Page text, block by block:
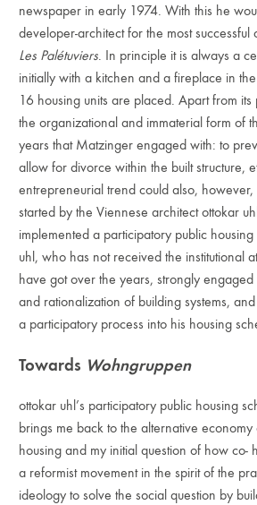
newspaper in early 1974. With this he
developer-architect for the most successful
Les Palétuviers. In principle it is always a
initially with a kitchen and a fireplace in
16 housing units are placed. Apart from
the organizational and immaterial form of
years that Matzinger engaged with: to
allow for divorce within the built structure,
entrepreneurial trend could also,
started by the Viennese architect ottokar
implemented a participatory public
uhl, who has not received the institutional
have got over the years, strongly
and rationalization of building systems,
a participatory process into his housing
Towards Wohngruppen
ottokar uhl’s participatory public housing
brings me back to the alternative economy
housing and my initial question of how co-
a reformist movement in the spirit of the
ideology to solve the social question by